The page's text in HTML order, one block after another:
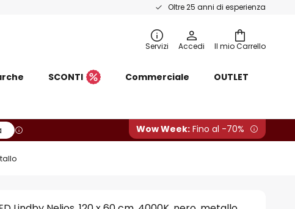
Oltre 25 anni di esperienza
Il mio Carrello
Servizi Accedi
SCONTI Commerciale OUTLET
Wow Week: Fino al -70%